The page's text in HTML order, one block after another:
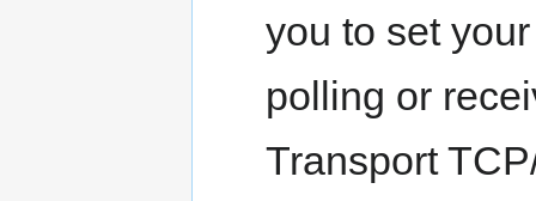
you to set
polling or
Transport